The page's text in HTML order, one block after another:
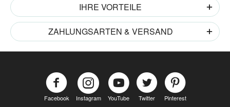
IHRE VORTEILE
ZAHLUNGSARTEN & VERSAND
Facebook Instagram YouTube Twitter Pinterest